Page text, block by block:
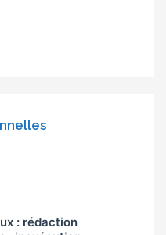
: rédaction